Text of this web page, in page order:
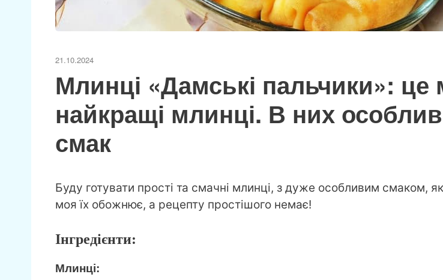
21.10.2024
Млинці «Дамські пальчики»: це
найкращі млинці. В них
смак
Буду готувати прості та смачні млинці, з дуже особливим смаком,
моя їх обожнює, а рецепту простішого немає!
Інгредієнти:
Млинці: